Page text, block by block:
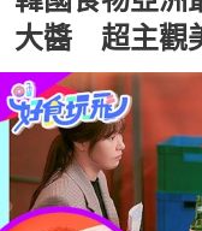
大醬 超主觀